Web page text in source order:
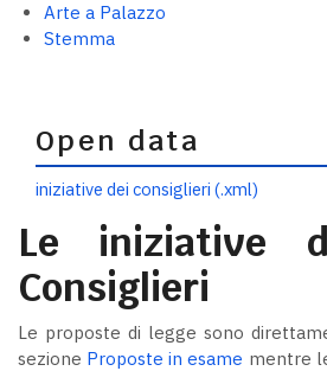
Arte a Palazzo
Stemma
Open data
iniziative dei consiglieri (.xml)
Le
Consiglieri
Le proposte di legge sono
sezione Proposte in esame mentre